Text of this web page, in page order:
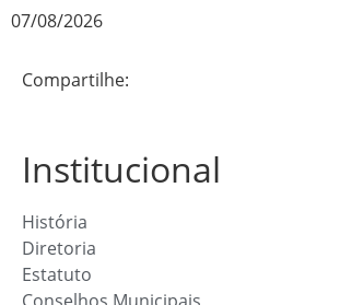
07/08/2026
Compartilhe:
Institucional
História
Diretoria
Estatuto